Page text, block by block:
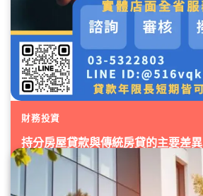
財務投資
持分房屋貸款與傳統房貸的主要差異
Admin 23 10 月 2024 1 Min Read
您可能聽說過「持分房屋貸款」,...